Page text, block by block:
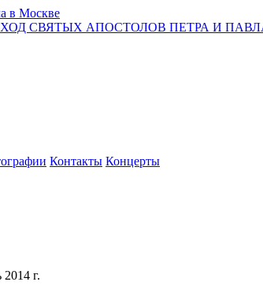
в Москве
СВЯТЫХ АПОСТОЛОВ ПЕТРА И
Контакты Концерты
г.